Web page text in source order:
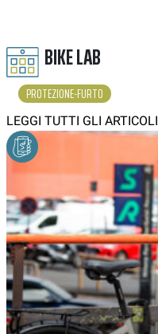
BIKE LAB
PROTEZIONE-FURTO
LEGGI TUTTI GLI ARTICOLI